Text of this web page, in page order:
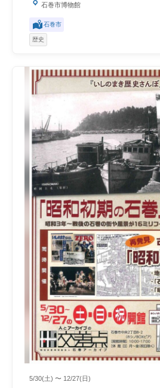
石巻市博物館
石巻市
歴史
5/30(土) 〜 12/27(日)